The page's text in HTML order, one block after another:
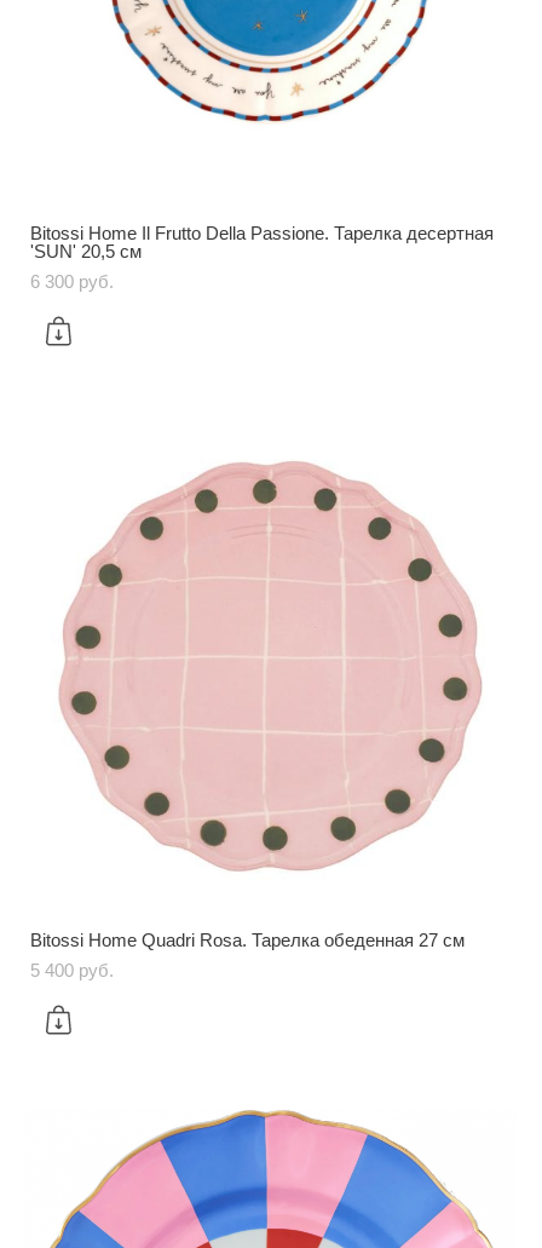
Bitossi Home Il Frutto Della Passione. Тарелка десертная
'SUN' 20,5 см
6 300 pуб.
Bitossi Home Quadri Rosa. Тарелка обеденная 27 см
5 400 pуб.